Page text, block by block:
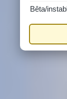
Bêta/